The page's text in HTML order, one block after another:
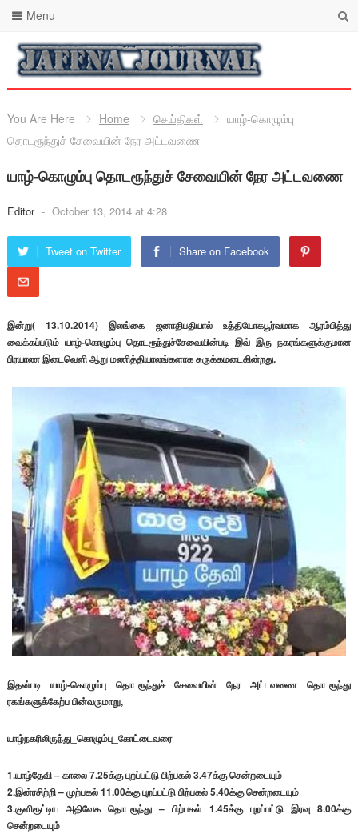
Menu
You Are Here Home செய்திகள்
யாழ்-கொழும்பு
தொடரூந்துச் சேவையின் நேர அட்டவணை
யாழ்-கொழும்பு தொடரூந்துச் சேவையின் நேர அட்டவணை
Editor - October 13, 2014 at 4:28
Tweet on Twitter Share on Facebook
இன்று( 13.10.2014) இலங்கை ஜனாதிபதியால் உத்தியோகபூர்வமாக ஆரம்பித்து
வைக்கப்படும் யாழ்-கொழும்பு தொடரூந்துச்சேவையின்படி இவ் இரு நகரங்களுக்குமான
பிரயாண இடைவெளி ஆறு மணித்தியாலங்களாக சுருக்கமடைகின்றது.
இதன்படி யாழ்-கொழும்பு தொடரூந்துச் சேவையின் நேர அட்டவணை தொடரூந்து
ரகங்களுக்கேற்ப பின்வருமாறு,
‪யாழ்நகரிலிருந்து_கொழும்பு_கோட்டைவரை‬
1.யாழ்தேவி – காலை 7.25க்கு புறப்பட்டு பிற்பகல் 3.47க்கு சென்றடையும்
2.இன்ரசிற்றி – முற்பகல் 11.00க்கு புறப்பட்டு பிற்பகல் 5.40க்கு சென்றடையும்
3.குளிரூட்டிய அதிவேக தொடரூந்து – பிற்பகல் 1.45க்கு புறப்பட்டு இரவு 8.00க்கு
சென்றடையும்